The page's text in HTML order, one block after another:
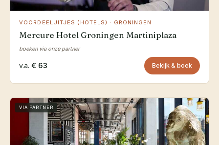
VOORDEELUITJES (HOTELS) · GRONINGEN
Mercure Hotel Groningen Martiniplaza
boeken via onze partner
v.a. € 63 Bekijk & boek
VIA PARTNER